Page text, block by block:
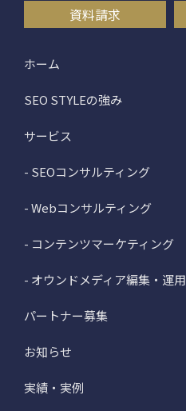
資料請求
ホーム
SEO STYLEの強み
サービス
- SEOコンサルティング
- Webコンサルティング
- コンテンツマーケティング
- オウンドメディア編集・運用
パートナー募集
お知らせ
実績・実例